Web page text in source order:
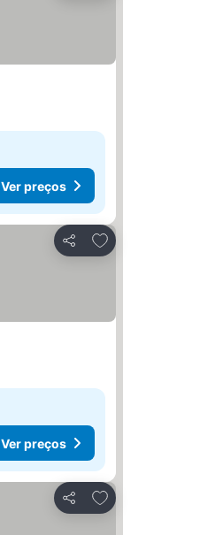
Ver preços
Partilhar
Adicionar aos
Ver preços
Partilhar
Adicionar aos